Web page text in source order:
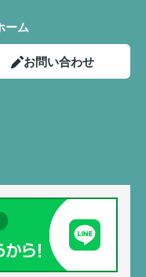
ーム
お問い合わせ